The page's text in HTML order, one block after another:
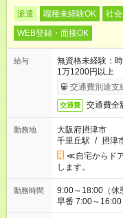
派遣 職種未経験OK 社
WEB登録・面接OK
給与
無資格未経験：
1万1200円以上
交通費別途支
交通費 交通費全
勤務地
大阪府摂津市
千里丘駅 / 摂津
≪自宅からド
します。
勤務時間
9:00～18:00（休憩60分） ■ご希望があれ
早番 7:00～16:00
と休みを合わせ